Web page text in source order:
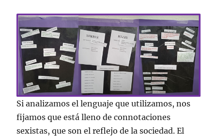
Si analizamos el lenguaje que utilizamos, nos
fijamos que está lleno de connotaciones
sexistas, que son el reflejo de la sociedad. El